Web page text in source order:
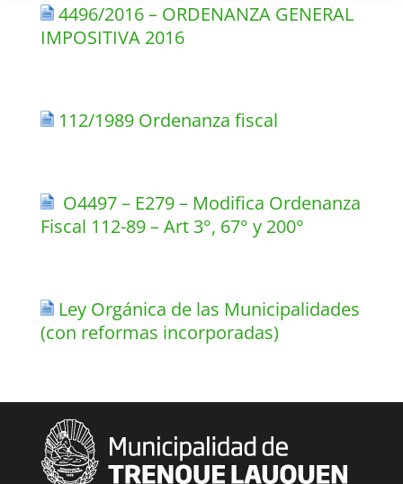
4496/2016 – ORDENANZA GENERAL
IMPOSITIVA 2016
112/1989 Ordenanza fiscal
O4497 – E279 – Modifica Ordenanza
Fiscal 112-89 – Art 3°, 67° y 200°
Ley Orgánica de las Municipalidades
(con reformas incorporadas)